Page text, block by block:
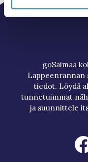
goSaimaa
Lappeenrannan
tiedot. Löydä
tunnetuimmat
ja suunnittele